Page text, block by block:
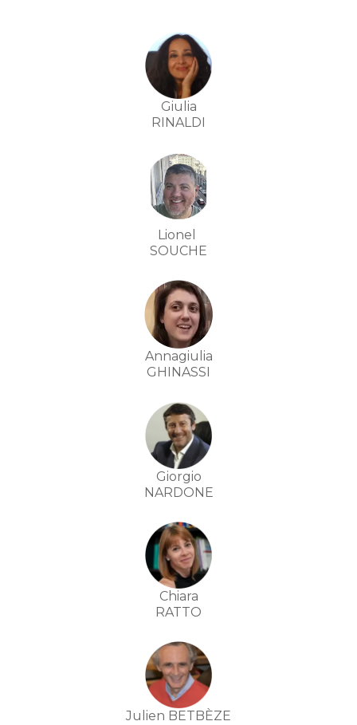
Giulia
RINALDI
Lionel
SOUCHE
Annagiulia
GHINASSI
Giorgio
NARDONE
Chiara
RATTO
Julien BETBÈZE